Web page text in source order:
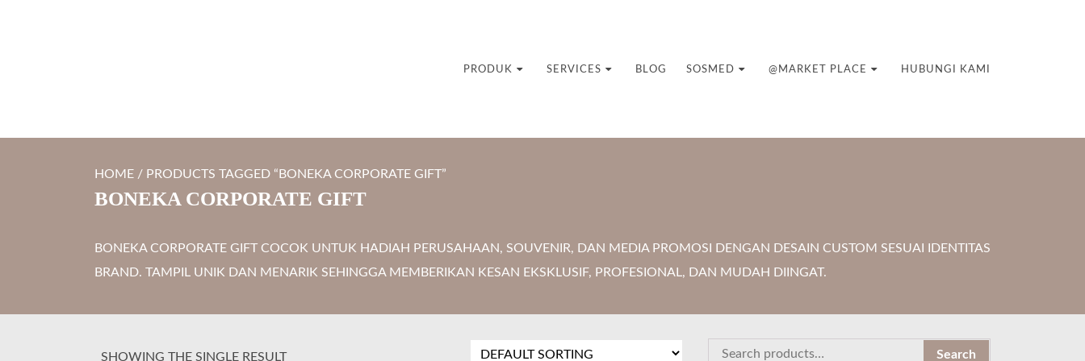
PRODUK SERVICES BLOG SOSMED @MARKET PLACE HUBUNGI KAMI
HOME / PRODUCTS TAGGED “BONEKA CORPORATE GIFT”
BONEKA CORPORATE GIFT
BONEKA CORPORATE GIFT COCOK UNTUK HADIAH PERUSAHAAN, SOUVENIR, DAN MEDIA PROMOSI DENGAN DESAIN CUSTOM SESUAI IDENTITAS
BRAND. TAMPIL UNIK DAN MENARIK SEHINGGA MEMBERIKAN KESAN EKSKLUSIF, PROFESIONAL, DAN MUDAH DIINGAT.
SHOWING THE SINGLE RESULT Search